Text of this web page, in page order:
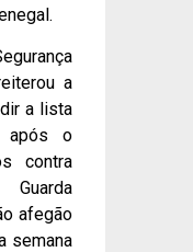
a
a lista
após o
contra
afegão
semana